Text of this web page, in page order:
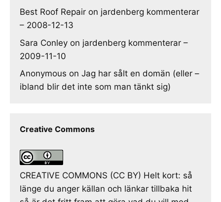
Best Roof Repair on jardenberg kommenterar
– 2008-12-13
Sara Conley on jardenberg kommenterar –
2009-11-10
Anonymous on Jag har sålt en domän (eller –
ibland blir det inte som man tänkt sig)
Creative Commons
CREATIVE COMMONS (CC BY) Helt kort: så
länge du anger källan och länkar tillbaka hit